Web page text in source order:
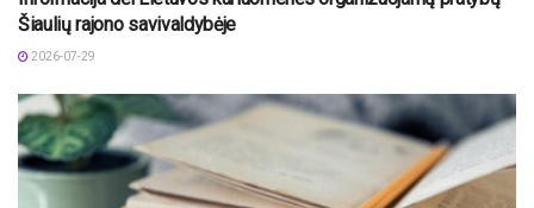
Šiaulių rajono savivaldybėje
2026-07-29